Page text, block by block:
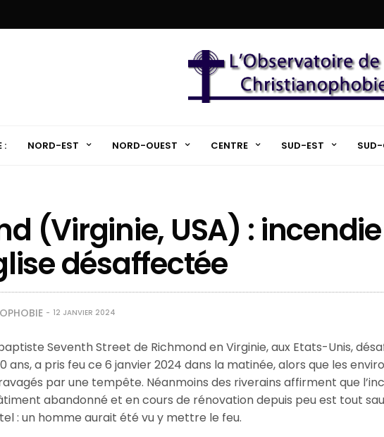
: NORD-EST NORD-OUEST CENTRE SUD-EST SUD-
(Virginie, USA) : incendie
désaffectée
12 JANVIER 2024
baptiste Seventh Street de Richmond en Virginie, aux Etats-Unis,
ans, a pris feu ce 6 janvier 2024 dans la matinée, alors que les
par une tempête. Néanmoins des riverains affirment que
abandonné et en cours de rénovation depuis peu est tout
: un homme aurait été vu y mettre le feu.